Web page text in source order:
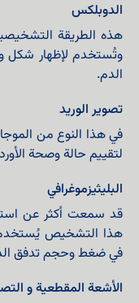
الدوبلكس
هذه الطريقة
وتُستخدم لإظهار شكل
الدم.
تصوير الوريد
في هذا النوع من
لتقييم حالة وصحة
البليثيزموغرافي
قد سمعت أكثر عن
هذا التشخيص يُستخدم
في ضغط وحجم تدفق
الأشعة المقطعية و